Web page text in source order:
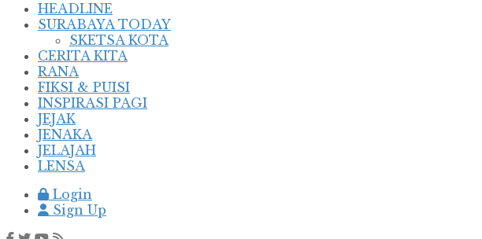
HEADLINE
SURABAYA TODAY
SKETSA KOTA
CERITA KITA
RANA
FIKSI & PUISI
INSPIRASI PAGI
JEJAK
JENAKA
JELAJAH
LENSA
Login
Sign Up